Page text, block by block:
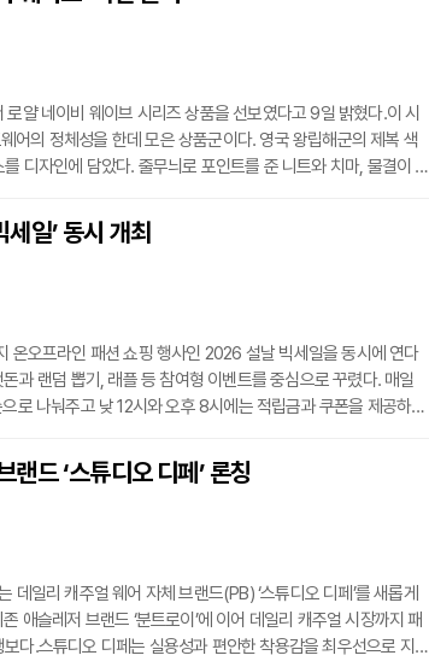
컬렉션인 '르엘(Le L)'은 브랜드의 상징인 엘퀼팅 공법을 현대
얄 네이비 웨이브 시리즈 상품을 선보였다고 9일 밝혔다.이 시
어의 정체성을 한데 모은 상품군이다. 영국 왕립해군의 제복 색
디자인에 담았다. 줄무늬로 포인트를 준 니트와 치마, 물결이 번
차림을 연출할 수 있도록 했다. 또한 가벼우면서도 탄탄한 조직
고 형태가 변하는 것을 최소화했다.
세일’ 동시 개최
온오프라인 패션 쇼핑 행사인 2026 설날 빅세일을 동시에 연다
과 랜덤 뽑기, 래플 등 참여형 이벤트를 중심으로 꾸렸다. 매일
로 나눠주고 낮 12시와 오후 8시에는 적립금과 쿠폰을 제공하는
5만원 상당의 랜덤 쿠폰을 선착순으로 증정하고, 무신사 스토
상 사면 5000원의 무신사 머니를 추가로 준다.특가 상품군은
드 ‘스튜디오 디페’ 론칭
데일리 캐주얼 웨어 자체 브랜드(PB) ‘스튜디오 디페’를 새롭게
애슬레저 브랜드 ‘분트로이’에 이어 데일리 캐주얼 시장까지 패
다.스튜디오 디페는 실용성과 편안한 착용감을 최우선으로 지향